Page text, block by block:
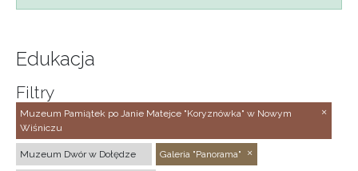
Edukacja
Filtry
Muzeum Pamiątek po Janie Matejce "Koryznówka" w Nowym
Wiśniczu
Muzeum Dwór w Dołędze Galeria "Panorama"